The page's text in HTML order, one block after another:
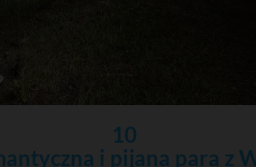
10
i pijana para z